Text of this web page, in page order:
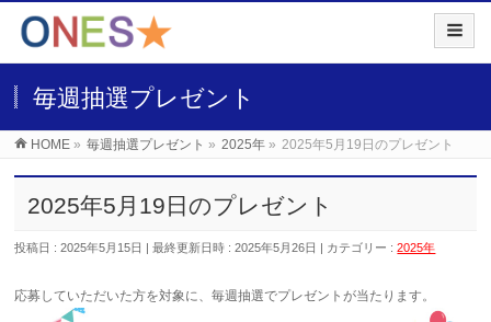
毎週抽選プレゼント
HOME » 毎週抽選プレゼント » 2025年 » 2025年5月19日のプレゼント
2025年5月19日のプレゼント
投稿日 : 2025年5月15日 最終更新日時 : 2025年5月26日 カテゴリー :2025年
応募していただいた方を対象に、毎週抽選でプレゼントが当たります。